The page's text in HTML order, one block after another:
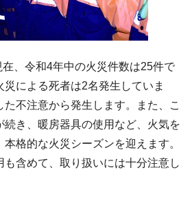
、令和4年中の火災件数は25件で
による死者は2名発生していま
不注意から発生します。また、こ
続き、暖房器具の使用など、火気を
格的な火災シーズンを迎えます。
も含めて、取り扱いには十分注意し